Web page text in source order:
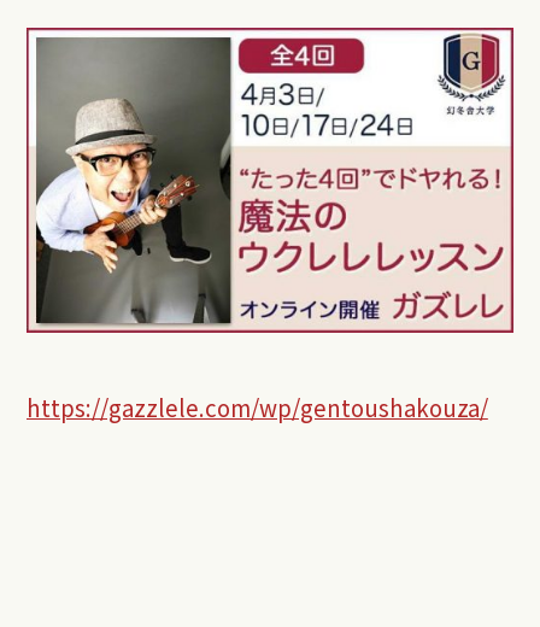
https://gazzlele.com/wp/gentoushakouza/